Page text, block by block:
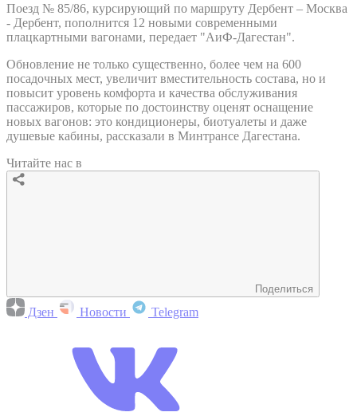
Поезд № 85/86, курсирующий по маршруту Дербент – Москва
- Дербент, пополнится 12 новыми современными
плацкартными вагонами, передает "АиФ-Дагестан".
Обновление не только существенно, более чем на 600
посадочных мест, увеличит вместительность состава, но и
повысит уровень комфорта и качества обслуживания
пассажиров, которые по достоинству оценят оснащение
новых вагонов: это кондиционеры, биотуалеты и даже
душевые кабины, рассказали в Минтрансе Дагестана.
Читайте нас в
Поделиться
Дзен Новости Telegram